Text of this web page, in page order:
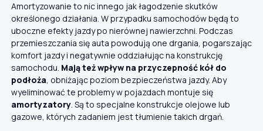
Amortyzowanie to nic innego jak łagodzenie skutków
określonego działania. W przypadku samochodów będą to
uboczne efekty jazdy po nierównej nawierzchni. Podczas
przemieszczania się auta powodują one drgania, pogarszając
komfort jazdy i negatywnie oddziałując na konstrukcję
samochodu. Mają też wpływ na przyczepność kół do
podłoża, obniżając poziom bezpieczeństwa jazdy. Aby
wyeliminować te problemy w pojazdach montuje się
amortyzatory. Są to specjalne konstrukcje olejowe lub
gazowe, których zadaniem jest tłumienie takich drgań.